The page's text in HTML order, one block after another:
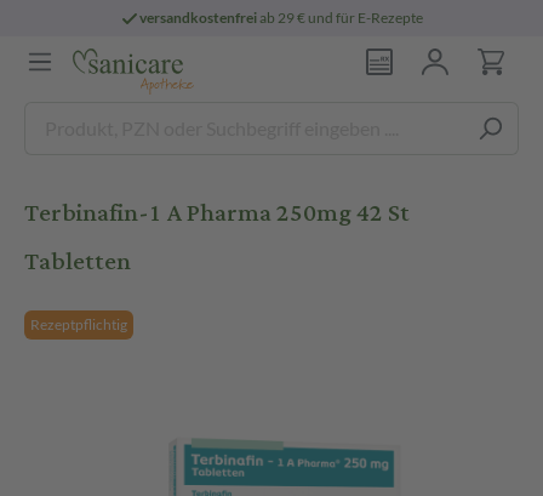
versandkostenfreiab 29 € und für E-Rezepte
Terbinafin-1 A Pharma 250mg 42 St
Tabletten
Rezeptpflichtig